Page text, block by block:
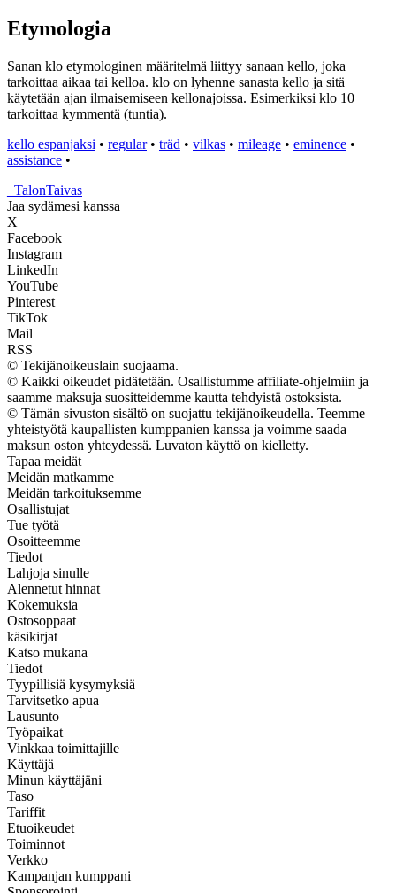
Etymologia
Sanan klo etymologinen määritelmä liittyy sanaan kello, joka
tarkoittaa aikaa tai kelloa. klo on lyhenne sanasta kello ja sitä
käytetään ajan ilmaisemiseen kellonajoissa. Esimerkiksi klo 10
tarkoittaa kymmentä (tuntia).
kello espanjaksi • regular• träd • vilkas • mileage • eminence •
assistance •
TalonTaivas
Jaa sydämesi kanssa
X
Facebook
Instagram
LinkedIn
YouTube
Pinterest
TikTok
Mail
RSS
© Tekijänoikeuslain suojaama.
© Kaikki oikeudet pidätetään. Osallistumme affiliate-ohjelmiin ja
saamme maksuja suositteidemme kautta tehdyistä ostoksista.
© Tämän sivuston sisältö on suojattu tekijänoikeudella. Teemme
yhteistyötä kaupallisten kumppanien kanssa ja voimme saada
maksun oston yhteydessä. Luvaton käyttö on kielletty.
Tapaa meidät
Meidän matkamme
Meidän tarkoituksemme
Osallistujat
Tue työtä
Osoitteemme
Tiedot
Lahjoja sinulle
Alennetut hinnat
Kokemuksia
Ostosoppaat
käsikirjat
Katso mukana
Tiedot
Tyypillisiä kysymyksiä
Tarvitsetko apua
Lausunto
Työpaikat
Vinkkaa toimittajille
Käyttäjä
Minun käyttäjäni
Taso
Tariffit
Etuoikeudet
Toiminnot
Verkko
Kampanjan kumppani